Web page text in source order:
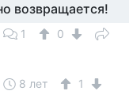
возвращается!
1 0
8 лет
1